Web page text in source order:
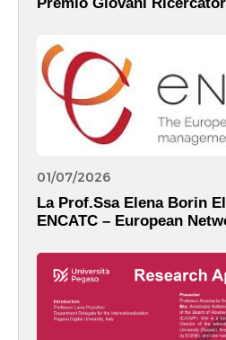
01/07/2026
La Prof.ssa Elena Borin
ENCATC – European